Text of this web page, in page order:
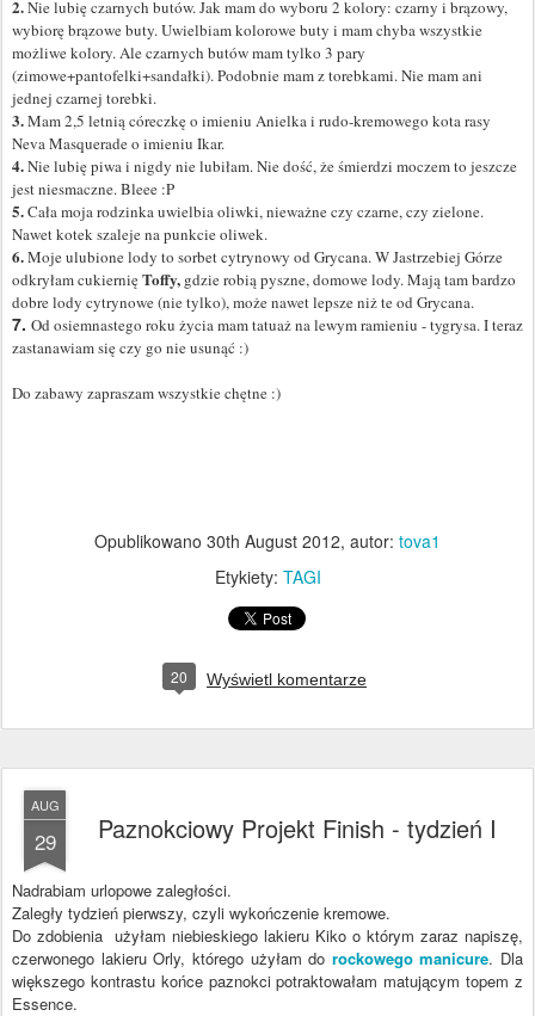
2.Nie lubię czarnych butów. Jak mam do wyboru 2 kolory: czarny i brązowy,
wybiorę brązowe buty. Uwielbiam kolorowe buty i mam chyba wszystkie
możliwe kolory. Ale czarnych butów mam tylko 3 pary
(zimowe+pantofelki+sandałki). Podobnie mam z torebkami. Nie mam ani
jednej czarnej torebki.
3.Mam 2,5 letnią córeczkę o imieniu Anielka i rudo-kremowego kota rasy
Neva Masquerade o imieniu Ikar.
4.Nie lubię piwa i nigdy nie lubiłam. Nie dość, że śmierdzi moczem to jeszcze
jest niesmaczne. Bleee :P
5.Cała moja rodzinka uwielbia oliwki, nieważne czy czarne, czy zielone.
Nawet kotek szaleje na punkcie oliwek.
6.Moje ulubione lody to sorbet cytrynowy od Grycana. W Jastrzebiej Górze
odkryłam cukiernięToffy, gdzie robią pyszne, domowe lody. Mają tam bardzo
dobre lody cytrynowe (nie tylko), może nawet lepsze niż te od Grycana.
7. Od osiemnastego roku życia mam tatuaż na lewym ramieniu - tygrysa. I teraz
zastanawiam się czy go nie usunąć :)
Do zabawy zapraszam wszystkie chętne :)
Opublikowano 30th August 2012, autor: tova1
Etykiety: TAGI
20 Wyświetl komentarze
AUG
29 Paznokciowy Projekt Finish - tydzień I
Nadrabiam urlopowe zaległości.
Zaległy tydzień pierwszy, czyli wykończenie kremowe.
Do zdobienia użyłam niebieskiego lakieru Kiko o którym zaraz napiszę,
czerwonego lakieru Orly, którego użyłam do rockowego manicure. Dla
większego kontrastu końce paznokci potraktowałam matującym topem z
Essence.